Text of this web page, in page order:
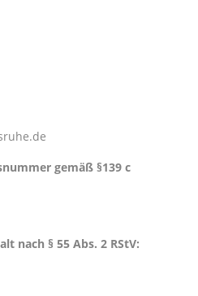
gemäß §139 c
nach § 55 Abs. 2 RStV: